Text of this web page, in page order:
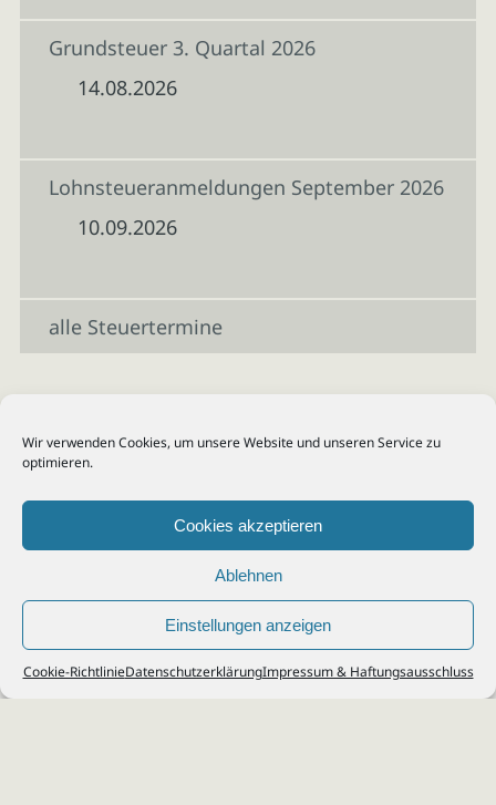
Wir verwenden Cookies, um unsere Website und unseren Service zu
optimieren.
Cookies akzeptieren
Ablehnen
Einstellungen anzeigen
Cookie-RichtlinieDatenschutzerklärungImpressum & Haftungsausschluss
Grundsteuer 3. Quartal 2026
14.08.2026
Lohnsteueranmeldungen September 2026
10.09.2026
alle Steuertermine
© 2026Steuerberater Kempf, Köln - Steuerberatung Poll, Porz, Deutz, Mülheim,